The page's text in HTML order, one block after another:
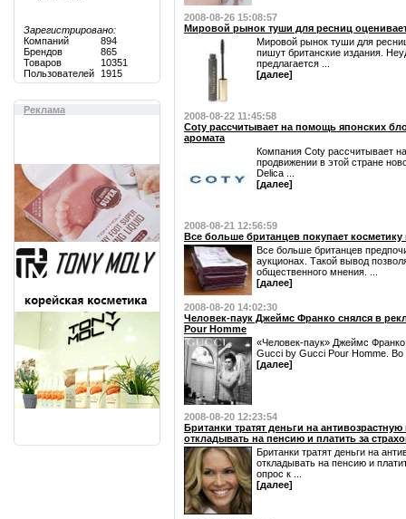
Зарегистрировано:
Компаний
894
Брендов
865
Товаров
10351
Пользователей
1915
Реклама
2008-08-26 15:08:57
Мировой рынок туши для ресниц
Мировой рынок туши для
пишут британские издания.
предлагается ...
[далее]
2008-08-22 11:45:58
Coty рассчитывает на помощь японских
аромата
Компания Coty рассчитывает
продвижении в этой стране
Delica ...
[далее]
2008-08-21 12:56:59
Все больше британцев покупает косметику
Все больше британцев
аукционах. Такой вывод
общественного мнения. ...
[далее]
2008-08-20 14:02:30
Человек-паук Джеймс Франко снялся в
Pour Homme
«Человек-паук» Джеймс
Gucci by Gucci Pour Homme. Во
[далее]
2008-08-20 12:23:54
Британки тратят деньги на
откладывать на пенсию и платить за
Британки тратят деньги на
откладывать на пенсию и
опрос к ...
[далее]